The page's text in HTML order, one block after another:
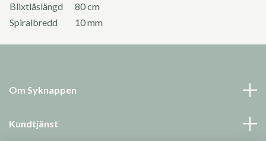
Blixtlåslängd
80 cm
Spiralbredd
10 mm
Om Syknappen
Kundtjänst